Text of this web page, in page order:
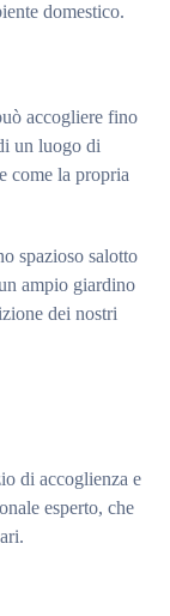
domestico.
accogliere fino
un luogo di
come la propria
spazioso salotto
ampio giardino
dei nostri
di accoglienza e
esperto, che